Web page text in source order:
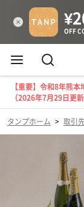
【重要】令和8年熊
（2026年7月29日更新
タンプホーム > 取引